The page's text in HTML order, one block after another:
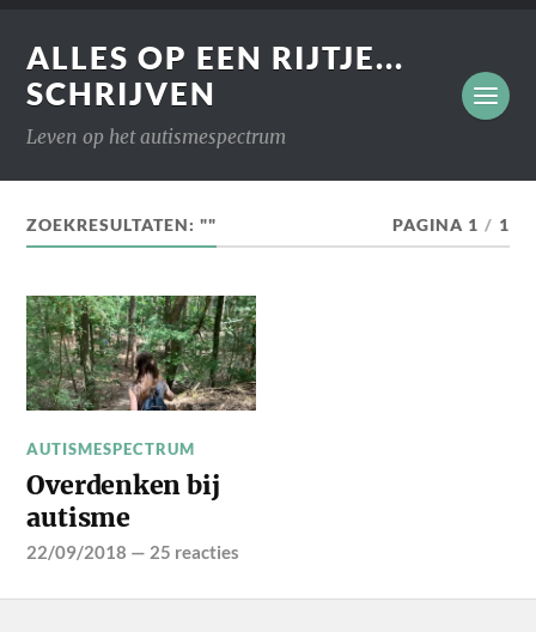
ALLES OP EEN RIJTJE...
SCHRIJVEN
Leven op het autismespectrum
ZOEKRESULTATEN: "" PAGINA 1 / 1
AUTISMESPECTRUM
Overdenken bij
autisme
22/09/2018 — 25 reacties